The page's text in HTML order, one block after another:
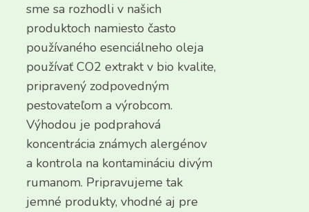
sme sa rozhodli v našich
produktoch namiesto často
používaného esenciálneho oleja
používať CO2 extrakt v bio kvalite,
pripravený zodpovedným
pestovateľom a výrobcom.
Výhodou je podprahová
koncentrácia známych alergénov
a kontrola na kontamináciu divým
rumanom. Pripravujeme tak
jemné produkty, vhodné aj pre